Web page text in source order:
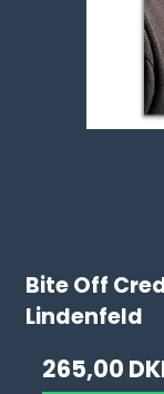
Bite Off
Lindenfeld
265,00